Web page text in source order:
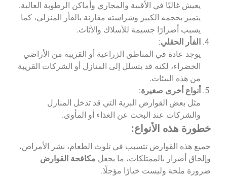
يعيش غالبًا في الأقبية والمجاري وأماكن الرطوبة العالية.
يتميز بحجمه الكبير وشراسته مقارنة بالفأر المنزلي، كما
يسبب أضرارًا جسيمة للأسلاك والأثاث.
الفأر الحقلي:
يوجد عادة في المناطق الزراعية أو القريبة من الأراضي
الخضراء، لكنه قد يتسلل إلى المنازل أو الشركات القريبة
من هذه البيئات.
أنواع أخرى صغيرة:
مثل بعض القوارض البرية التي قد تدخل المنازل
والشركات عند البحث عن الغذاء أو المأوى.
خطورة هذه الأنواع:
جميع هذه القوارض تتسبب في تلوث الطعام، نشر الأمراض،
وإلحاق أضرار بالممتلكات، ما يجعل مكافحة القوارض
ضرورة ملحة وليست خيارًا مؤجلًا.